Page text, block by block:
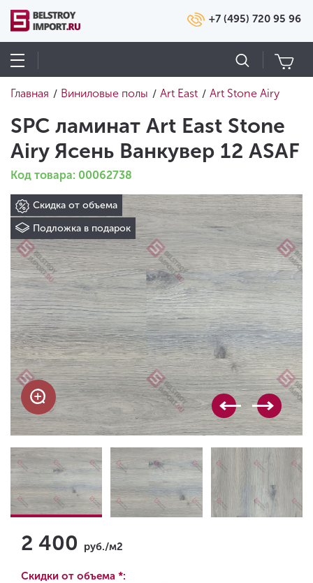
+7 (495) 720 95 96
Главная / Виниловые полы / Art East / Art Stone Airy
SPC ламинат Art East Stone
Airy Ясень Ванкувер 12 ASAF
Код товара: 00062738
Скидка от объема
Подложка в подарок
2 400 руб./м2
Скидки от объема *: